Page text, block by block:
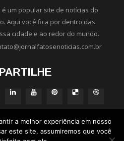
é um popular site de notícias do
Aqui você fica por dentro das
cidade e ao redor do mundo.
a melhor experiência em nosso
este site, assumiremos que você